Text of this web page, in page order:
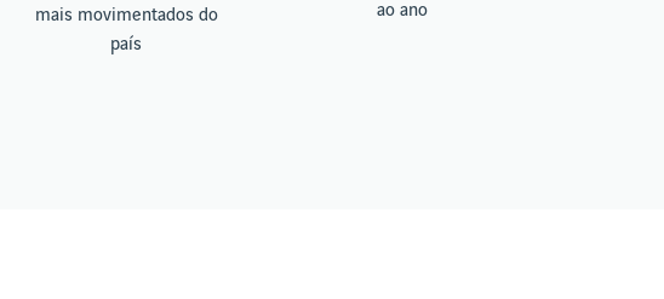
mais movimentados do
país
ao ano